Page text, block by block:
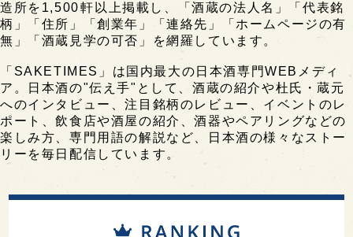
造所を1,500軒以上掲載し、「酒蔵の法人名」「代表銘
柄」「住所」「創業年」「連絡先」「ホームページの有
無」「酒蔵見学の可否」を網羅しています。
「SAKETIMES」は国内最大の日本酒専門WEBメディ
ア。日本酒の"伝え手"として、酒蔵の紹介や杜氏・蔵元
へのインタビュー、注目銘柄のレビュー、イベントのレ
ポート、飲食店や酒屋の紹介、酒器やペアリングなどの
楽しみ方、専門用語の解説など、日本酒の様々なストー
リーを毎日配信しています。